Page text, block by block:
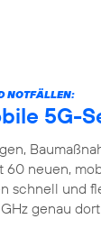
NOTFÄLLEN:
5G-
neuen,
schnell und
genau